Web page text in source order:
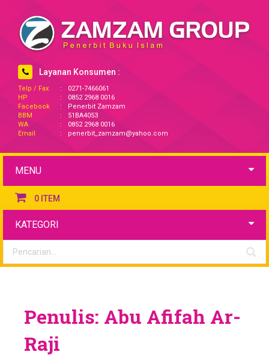
Layanan Konsumen :
Telp / Fax :
0271-7466061
HP
:
0852 2968 0016
Facebook
:
Penerbit Zamzam
BBM
:
51BA4053
WA
:
0852 2968 0016
Email
: penerbit_zamzam@yahoo.com
MENU
0 ITEM
KATEGORI
Penulis: Abu Afifah Ar-
Raji